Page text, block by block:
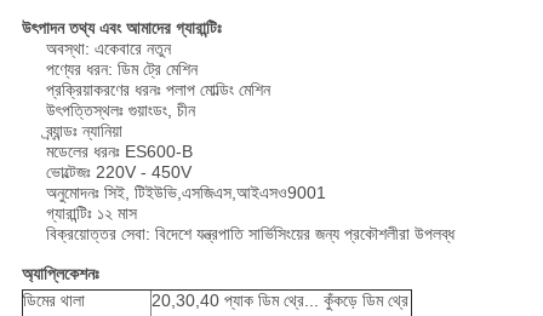
উৎপাদন তথ্য এবং আমাদের গ্যারান্টিঃ
অবস্থা: একেবারে নতুন
পণ্যের ধরন: ডিম ট্রে মেশিন
প্রক্রিয়াকরণের ধরনঃ পলাপ মোল্ডিং মেশিন
উৎপত্তিস্থলঃ গুয়াংডং, চীন
ব্র্যান্ডঃ ন্যানিয়া
মডেলের ধরনঃ ES600-B
ভোল্টেজঃ 220V - 450V
অনুমোদনঃ সিই, টিইউভি,এসজিএস,আইএসও9001
গ্যারান্টিঃ ১২ মাস
বিক্রয়োত্তর সেবা: বিদেশে যন্ত্রপাতি সার্ভিসিংয়ের জন্য প্রকৌশলীরা উপলব্ধ
অ্যাপ্লিকেশনঃ
ডিমের থালা
20,30,40 প্যাক ডিম থ্রে... কুঁকড়ে ডিম থ্রে